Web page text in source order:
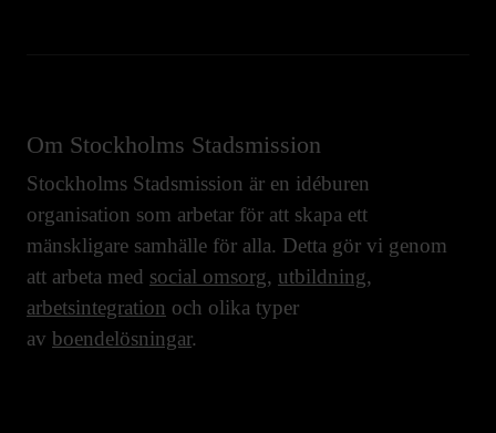
Om Stockholms Stadsmission
Stockholms Stadsmission är en idéburen
organisation som arbetar för att skapa ett
mänskligare samhälle för alla. Detta gör vi genom
att arbeta med social omsorg, utbildning,
arbetsintegration och olika typer
av boendelösningar.